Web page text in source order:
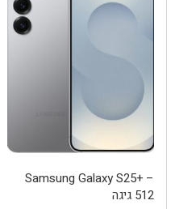
Samsung Galaxy S25+ –
512 גיגה